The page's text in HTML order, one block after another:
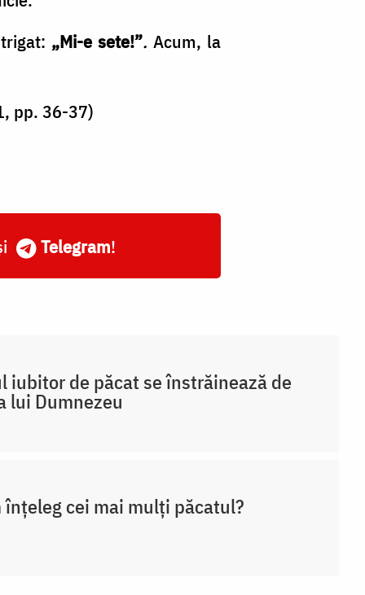
„Mi-e sete!”. Acum, la
pp. 36-37)
Telegram!
iubitor de păcat se înstrăinează de
lui Dumnezeu
înțeleg cei mai mulți păcatul?